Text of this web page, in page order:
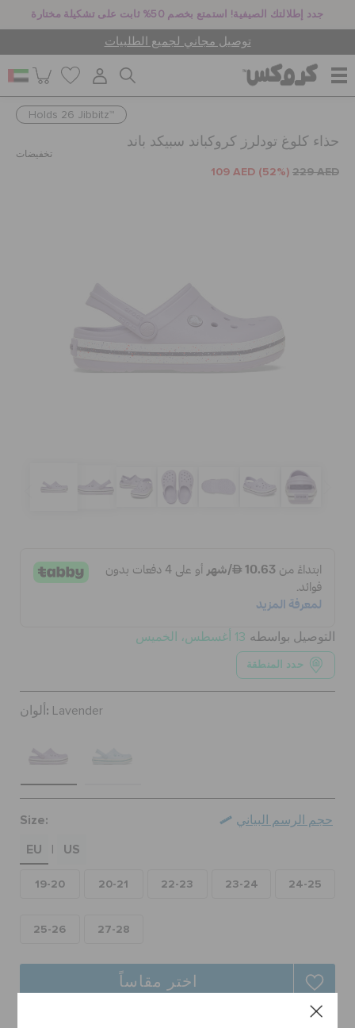
جدد إطلالتك الصيفية! استمتع بخصم 50% ثابت على تشكيلة مختارة
توصيل مجاني لجميع الطلبيات
للرجال
كروكس لمكان العمل
تسجيل الدخول / اشتراك
تحديد موقع المتجر
خدمة العملاء
Holds 26 Jibbitz™
حذاء كلوغ تودلرز كروكباند سبيكد باند
تخفيضات
109 AED (52%) 229 AED
التوصيل بواسطه 13 أغسطس، الخميس
حدد المنطقة
ألوان: Lavender
Size:
EU
US
19-20 20-21 22-23 23-24 24-25
25-26 27-28
حجم الرسم البياني
اختر مقاساً